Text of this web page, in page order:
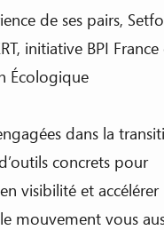
de ses pairs,
initiative BPI France
Écologique
dans la
concrets pour
visibilité et accélérer
mouvement vous